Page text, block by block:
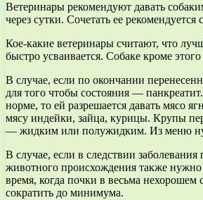
Ветеринары рекомендуют давать
через сутки. Сочетать ее
Кое-какие ветеринары считают, что
быстро усваивается. Собаке кроме
В случае, если по окончании
для того чтобы состояния —
норме, то ей разрешается давать мясо
мясу индейки, зайца, курицы. Крупы
— жидким или полужидким. Из меню
В случае, если в следствии
животного происхождения также
время, когда почки в весьма
сократить до минимума.